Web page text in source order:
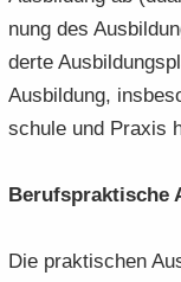
nung des
der­te
Aus­bil­dung,
schu­le und Pra­xis
Be­rufs­prak­ti­sche
Die prak­ti­schen